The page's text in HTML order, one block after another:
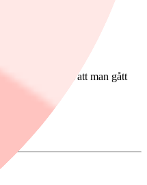
har dock gjort att man gått